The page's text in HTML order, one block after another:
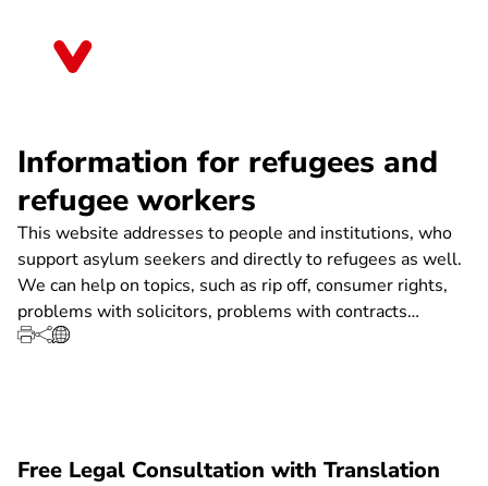
Information for refugees and
refugee workers
This website addresses to people and institutions, who
support asylum seekers and directly to refugees as well.
We can help on topics, such as rip off, consumer rights,
problems with solicitors, problems with contracts…
Free Legal Consultation with Translation